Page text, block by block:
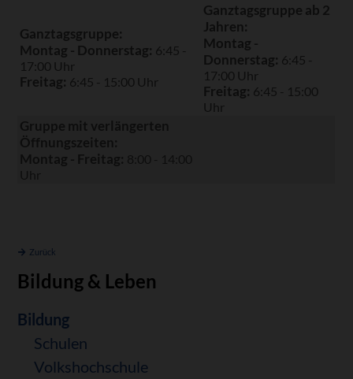
Bildung & Leben
Navigation
überspringen
Bildung
Schulen
Volkshochschule
Ganztagsgruppe:
Montag - Donnerstag: 6:45 -
17:00 Uhr
Freitag: 6:45 - 15:00 Uhr
Ganztagsgruppe ab 2
Jahren:
Montag -
Donnerstag: 6:45 -
17:00 Uhr
Freitag: 6:45 - 15:00
Uhr
Zurück